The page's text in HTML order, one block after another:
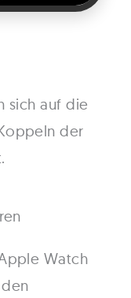
sich auf die
der
Watch